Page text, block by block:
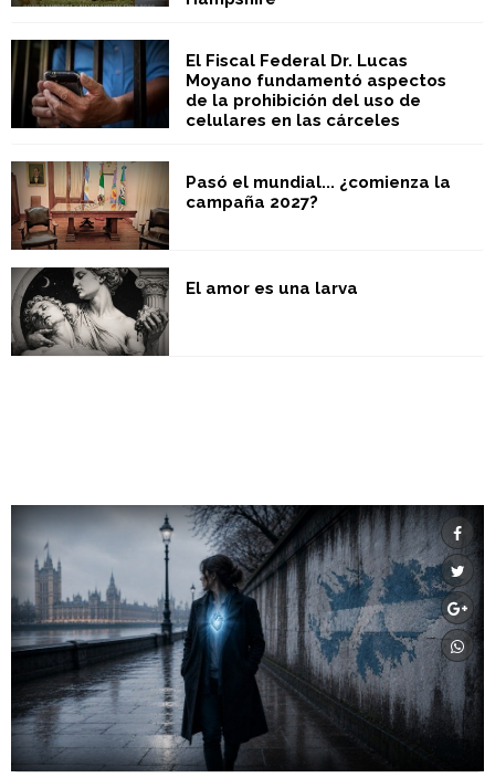
El Fiscal Federal Dr. Lucas
Moyano fundamentó aspectos
de la prohibición del uso de
celulares en las cárceles
Pasó el mundial... ¿comienza la
campaña 2027?
El amor es una larva